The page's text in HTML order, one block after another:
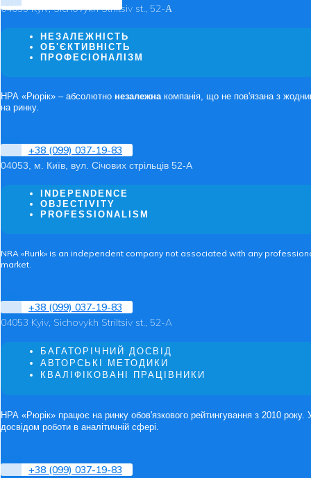
04053 Kyiv, Sichovykh Striltsiv st., 52-А
НЕЗАЛЕЖНІСТЬ
ОБ'ЄКТИВНІСТЬ
ПРОФЕСІОНАЛІЗМ
НРА «Рюрік» – абсолютно незалежна компанія, що не пов'язана з
на ринку.
+38 (099) 037-19-83
04053, м. Київ, вул. Січових стрільців 52-А
INDEPENDENCE
OBJECTIVITY
PROFESSIONALISM
NRA «Rurik» is an independent company not associated with any
market.
+38 (099) 037-19-83
04053 Kyiv, Sichovykh Striltsiv st., 52-A
БАГАТОРІЧНИЙ ДОСВІД
АВТОРСЬКІ МЕТОДИКИ
КВАЛІФІКОВАНІ ПРАЦІВНИКИ
НРА «Рюрік» працює на ринку обов'язкового рейтингування з 2010
досвідом роботи в аналітичній сфері.
+38 (099) 037-19-83